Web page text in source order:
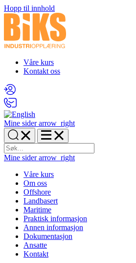
Hopp til innhold
Våre kurs
Kontakt oss
Mine sider arrow_right
Mine sider arrow_right
Våre kurs
Om oss
Offshore
Landbasert
Maritime
Praktisk informasjon
Annen informasjon
Dokumentasjon
Ansatte
Kontakt